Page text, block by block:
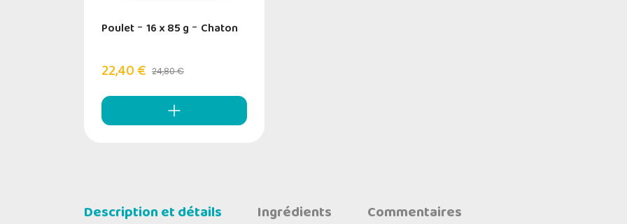
Poulet - 16 x 85 g - Chaton
22,40 € 24,80 €
Description et détails Ingrédients Commentaires